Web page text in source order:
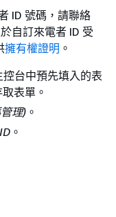
ID 號碼，請聯絡
自訂來電者 ID 受
擁有權證明 。
台中預先填入的表
表單。
理) 。
。